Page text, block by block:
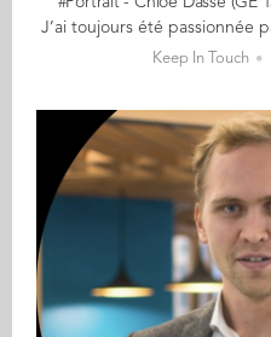
Keep In Touch